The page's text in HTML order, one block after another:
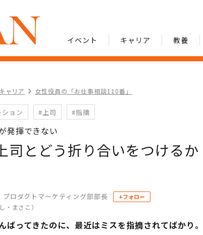
イベント キャリア 教養
キャリア 女性役員の「お仕事相談110番」
ョン #上司 #指摘
発揮できない
司とどう折り合いをつけるか
ロダクトマーケティング部部長
・まさこ）
+フォロー
ばってきたのに、最近はミスを指摘されてばかり